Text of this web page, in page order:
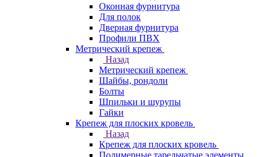
Оконная фурнитура
Для полок
Дверная фурнитура
Профили ПВХ
Метрический крепеж
Назад
Метрический крепеж
Шайбы, рондоли
Болты
Шпильки и шурупы
Гайки
Крепеж для плоских кровель
Назад
Крепеж для плоских кровель
Полимерные тарельчатые элементы